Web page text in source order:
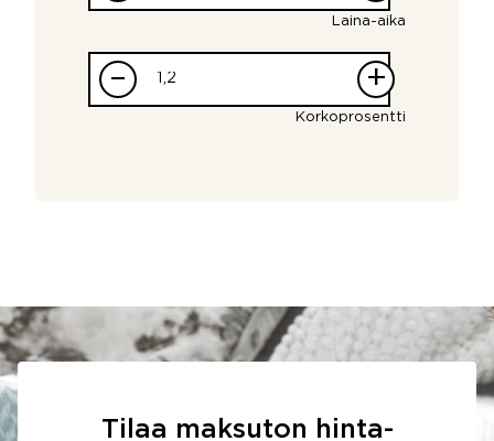
Laina-aika
– +
Korkoprosentti
Tilaa maksuton hinta-